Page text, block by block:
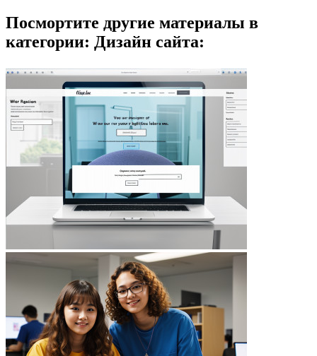
Посмортите другие материалы в
категории: Дизайн сайта: